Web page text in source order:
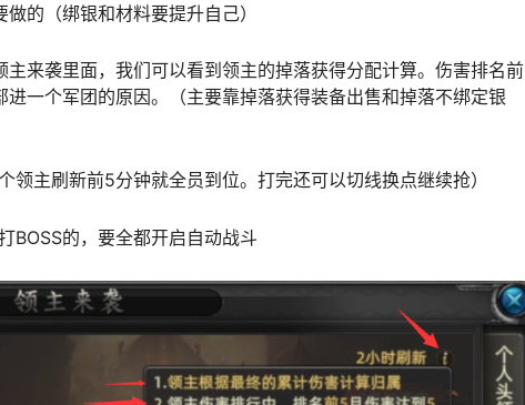
的（绑银和材料要提升自己）
来袭里面，我们可以看到领主的掉落获得分配计算。伤害排名前
一个军团的原因。（主要靠掉落获得装备出售和掉落不绑定银
领主刷新前5分钟就全员到位。打完还可以切线换点继续抢）
BOSS的，要全都开启自动战斗